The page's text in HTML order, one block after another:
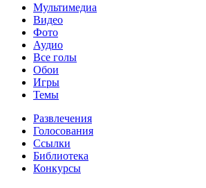
Мультимедиа
Видео
Фото
Аудио
Все голы
Обои
Игры
Темы
Развлечения
Голосования
Ссылки
Библиотека
Конкурсы